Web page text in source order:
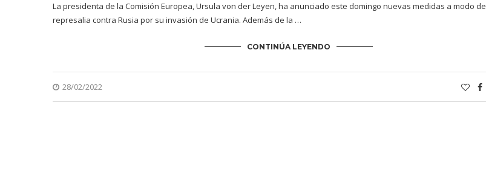
La presidenta de la Comisión Europea, Ursula von der Leyen, ha anunciado este domingo nuevas medidas a modo de
represalia contra Rusia por su invasión de Ucrania. Además de la …
CONTINÚA LEYENDO
28/02/2022